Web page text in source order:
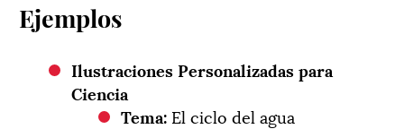
Ejemplos
Ilustraciones Personalizadas para
Ciencia
Tema:El ciclo del agua